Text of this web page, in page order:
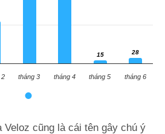
15
15 28
28
2 tháng 3 tháng 4 tháng 5 tháng 6
Veloz cũng là cái tên gây chú ý